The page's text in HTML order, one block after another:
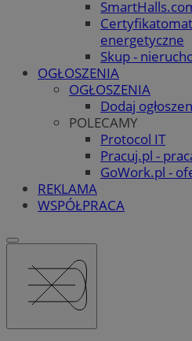
energetyczne
Skup -
OGŁOSZENIA
OGŁOSZENIA
Dodaj
POLECAMY
Protocol IT
Pracuj.pl -
GoWork.pl -
REKLAMA
WSPÓŁPRACA